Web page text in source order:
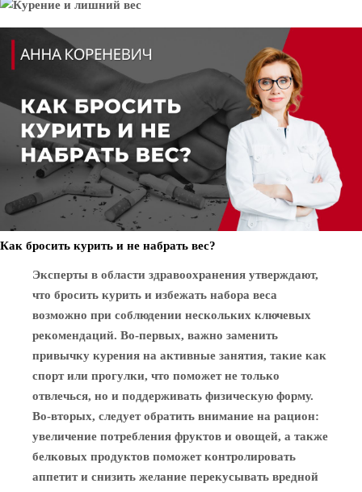
Как бросить курить и не набрать вес?
Эксперты в области здравоохранения утверждают,
что бросить курить и избежать набора веса
возможно при соблюдении нескольких ключевых
рекомендаций. Во-первых, важно заменить
привычку курения на активные занятия, такие как
спорт или прогулки, что поможет не только
отвлечься, но и поддерживать физическую форму.
Во-вторых, следует обратить внимание на рацион:
увеличение потребления фруктов и овощей, а также
белковых продуктов поможет контролировать
аппетит и снизить желание перекусывать вредной